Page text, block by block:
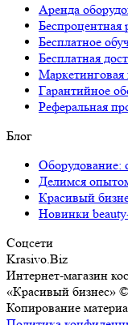
Аренда
Беспроцентная
Бесплатное
Бесплатная
Маркетинговая
Гарантийное
Реферальная
Блог
Оборудование:
Делимся
Красивый
Новинки
Соцсети
Krasivo.Biz
Интернет-магазин
«Красивый бизнес»
Копирование